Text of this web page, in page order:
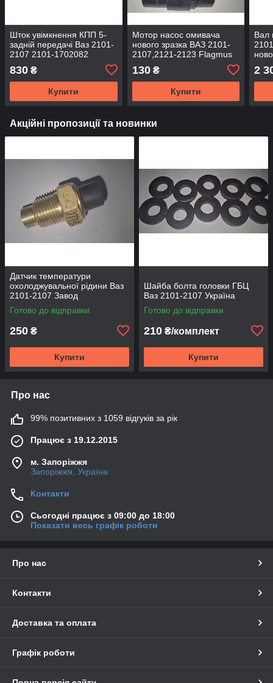
Шток увімкнення КПП 5-
задній передачі Ваз 2101-
2107 2101-1702082
830 ₴
Купити
Мотор насос омивача
нового зразка ВАЗ 2101-
2107,2121-2123 Flagmus
130₴
Купити
Вал
2
Акційні пропозиції та новинки
Датчик температури
охолоджувальної рідини Ваз
2101-2107 Завод
Готово до відправки
250 ₴
Купити
Шайба болта головки ГБЦ
Ваз 2101-2107 Україна
Готово до відправки
210 ₴/комплект
Купити
Про нас
99% позитивних з 1059 відгуків за рік
Працює з 19.12.2015
м. Запоріжжя
Запоріжжя, Україна
Контакти
Сьогодні працює з 09:00 до 18:00
Показати весь графік роботи
Про нас
Контакти
Доставка та оплата
Графік роботи